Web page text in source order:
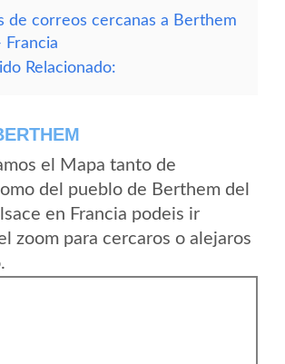
de correos cercanas a Berthem
Francia
Relacionado:
el Mapa tanto de
del pueblo de Berthem del
en Francia podeis ir
zoom para cercaros o alejaros